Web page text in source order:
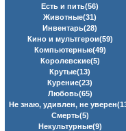
Есть и пить(56)
Животные(31)
Инвентарь(28)
Кино и мультгерои(59)
Компьютерные(49)
Королевские(5)
Крутые(13)
Курение(23)
Любовь(65)
Не знаю, удивлен, не
Смерть(5)
Некультурные(9)